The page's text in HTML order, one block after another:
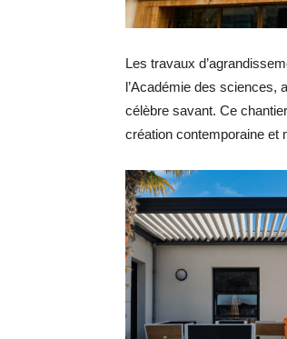
Les travaux
l’Académie des sciences,
célèbre savant. Ce
création contemporaine et